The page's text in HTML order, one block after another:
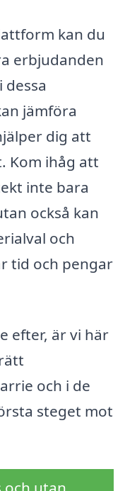
kan du
erbjudanden
jämföra
dig att
Kom ihåg att
inte bara
också kan
och
tid och pengar
efter, är vi här
och i de
steget mot